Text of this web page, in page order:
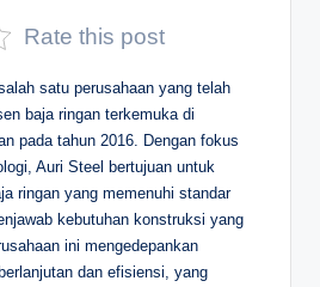
Rate this post
satu perusahaan yang telah
baja ringan terkemuka di
pada tahun 2016. Dengan fokus
Auri Steel bertujuan untuk
ringan yang memenuhi standar
kebutuhan konstruksi yang
ini mengedepankan
dan efisiensi, yang